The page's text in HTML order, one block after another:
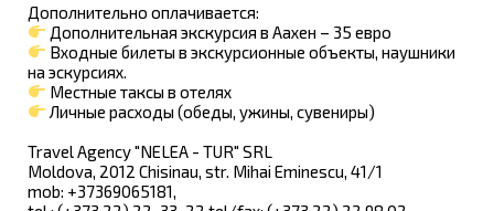
Дополнительно оплачивается:
Дополнительная экскурсия в Аахен – 35 евро
Входные билеты в экскурсионные объекты, наушники
на эскурсиях.
Местные таксы в отелях
Личные расходы (обеды, ужины, сувениры)
Travel Agency "NELEA - TUR" SRL
Moldova, 2012 Chisinau, str. Mihai Eminescu, 41/1
mob: +37369065181,